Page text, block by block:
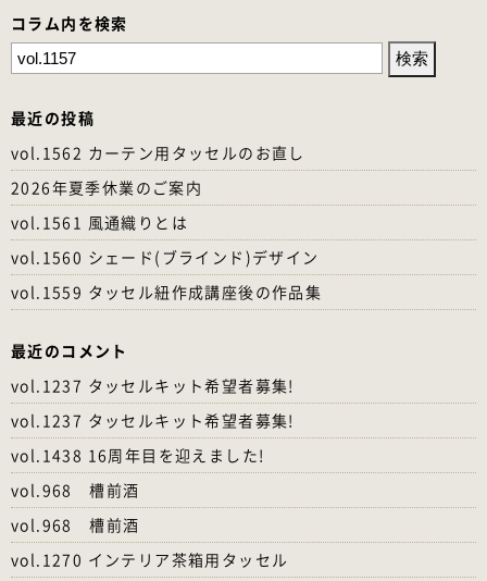
コラム内を検索
検
索:
最近の投稿
vol.1562 カーテン用タッセルのお直し
2026年夏季休業のご案内
vol.1561 風通織りとは
vol.1560 シェード(ブラインド)デザイン
vol.1559 タッセル紐作成講座後の作品集
最近のコメント
vol.1237 タッセルキット希望者募集!
vol.1237 タッセルキット希望者募集!
vol.1438 16周年目を迎えました!
vol.968 槽前酒
vol.968 槽前酒
vol.1270 インテリア茶箱用タッセル